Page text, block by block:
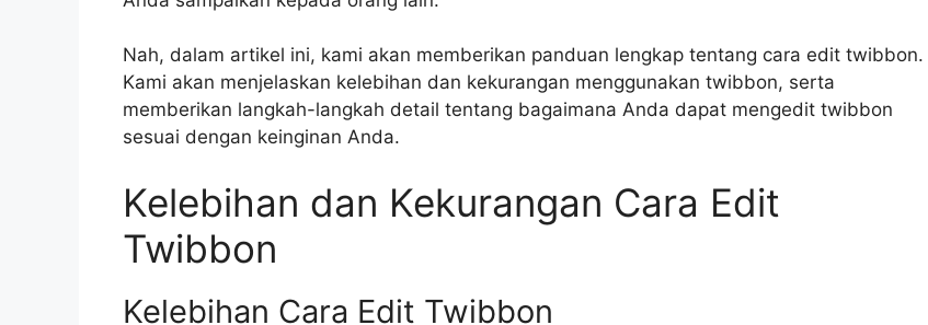
Nah, dalam artikel ini, kami akan memberikan panduan lengkap tentang cara edit twibbon.
Kami akan menjelaskan kelebihan dan kekurangan menggunakan twibbon, serta
memberikan langkah-langkah detail tentang bagaimana Anda dapat mengedit twibbon
sesuai dengan keinginan Anda.
Kelebihan dan Kekurangan Cara Edit
Twibbon
Kelebihan Cara Edit Twibbon